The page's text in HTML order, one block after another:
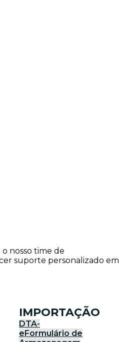
nosso time de
suporte personalizado em
IMPORTAÇÃO
DTA-
eFormulário de